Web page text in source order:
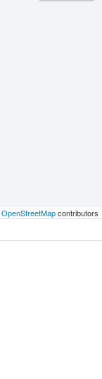
OpenStreetMapcontributors